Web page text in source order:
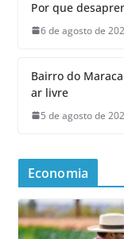
Por que
6 de agosto de
Bairro do
ar livre
5 de agosto de
Economia